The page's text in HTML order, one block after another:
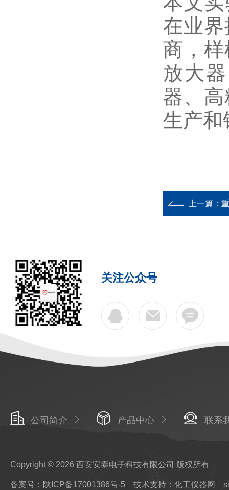
在业
商，
放大
器、
生产和
上一篇：
关注公众号
公司简介 产品中心 联系
Copyright © 2026 西安安泰电子科技有限公司 版权所有
备案号：陕ICP备17001386号-5 技术支持：化工仪器网